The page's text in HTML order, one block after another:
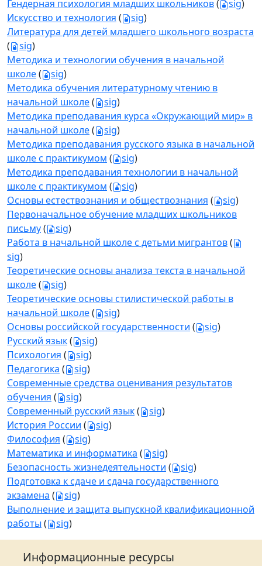
Гендерная психология младших школьников( sig)
Искусство и технология ( sig)
Литература для детей младшего школьного возраста
(
sig)
Методика и технологии обучения в начальной
школе( sig)
Методика обучения литературному чтению в
начальной школе( sig)
Методика преподавания курса «Окружающий мир» в
начальной школе( sig)
Методика преподавания русского языка в начальной
школе с практикумом ( sig)
Методика преподавания технологии в начальной
школе с практикумом ( sig)
Основы естествознания и обществознания ( sig)
Первоначальное обучение младших школьников
письму( sig)
Работа в начальной школе с детьми мигрантов(
sig)
Теоретические основы анализа текста в начальной
школе( sig)
Теоретические основы стилистической работы в
начальной школе( sig)
Основы российской государственности ( sig)
Русский язык( sig)
Психология ( sig)
Педагогика ( sig)
Современные средства оценивания результатов
обучения ( sig)
Современный русский язык( sig)
История России ( sig)
Философия ( sig)
Математика и информатика ( sig)
Безопасность жизнедеятельности ( sig)
Подготовка к сдаче и сдача государственного
экзамена ( sig)
Выполнение и защита выпускной квалификационной
работы ( sig)
Информационные ресурсы